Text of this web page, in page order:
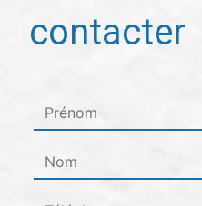
contacter